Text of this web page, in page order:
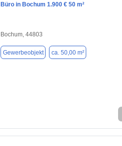
Büro in Bochum 1.900 € 50 m²
Bochum, 44803
Gewerbeobjekt ca. 50,00 m²